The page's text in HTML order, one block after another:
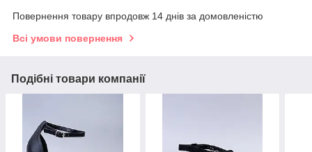
Повернення товару впродовж 14 днів за домовленістю
Всі умови повернення
Подібні товари компанії